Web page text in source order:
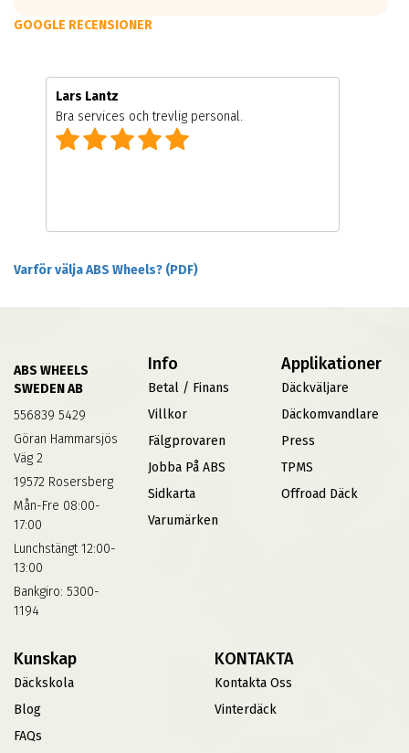
GOOGLE RECENSIONER
Lars Lantz
Bra services och trevlig personal.
Varför välja ABS Wheels? (PDF)
ABS WHEELS
SWEDEN AB
556839 5429
Göran Hammarsjös
Väg 2
19572 Rosersberg
Mån-Fre 08:00-
17:00
Lunchstängt 12:00-
13:00
Bankgiro: 5300-
1194
Info
Betal / Finans
Villkor
Fälgprovaren
Jobba På ABS
Sidkarta
Varumärken
Applikationer
Däckväljare
Däckomvandlare
Press
TPMS
Offroad Däck
Kunskap
Däckskola
Blog
FAQs
KONTAKTA
Kontakta Oss
Vinterdäck